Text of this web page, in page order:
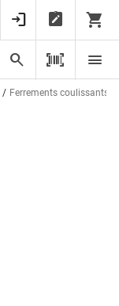
Ferrements coulissants